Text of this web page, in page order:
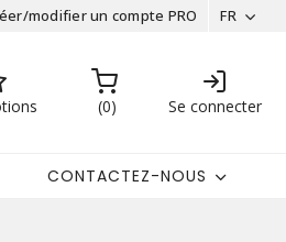
modifier un compte PRO FR
0 Se connecter
CONTACTEZ-NOUS